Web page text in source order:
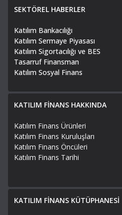
SEKTÖREL HABERLER
Katılım Bankacılığı
Katılım Sermaye Piyasası
Katılım Sigortacılığı ve BES
Tasarruf Finansman
Katılım Sosyal Finans
KATILIM FİNANS HAKKINDA
Katılım Finans Ürünleri
Katılım Finans Kuruluşları
Katılım Finans Öncüleri
Katılım Finans Tarihi
KATILIM FİNANS KÜTÜPHANESİ